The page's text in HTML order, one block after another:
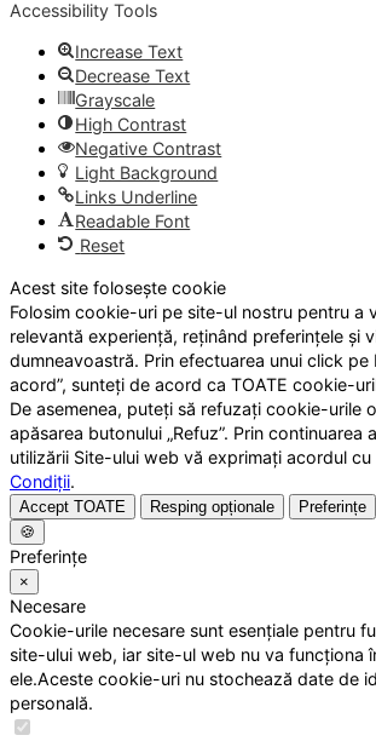
Accessibility Tools
Increase Text
Decrease Text
Grayscale
High Contrast
Negative Contrast
Light Background
Links Underline
Readable Font
Reset
Acest site folosește cookie
Folosim cookie-uri pe site-ul nostru pentru a
relevantă experiență, reținând preferințele și
dumneavoastră. Prin efectuarea unui click pe
acord”, sunteți de acord ca TOATE cookie-
De asemenea, puteți să refuzați cookie-urile
apăsarea butonului „Refuz”. Prin continuarea
utilizării Site-ului web vă exprimați acordul cu
Condiții.
Accept TOATE Resping opționale
Preferințe
🍪
Preferințe
×
Necesare
Cookie-urile necesare sunt esențiale pentru
site-ului web, iar site-ul web nu va funcționa
ele.Aceste cookie-uri nu stochează date de
personală.